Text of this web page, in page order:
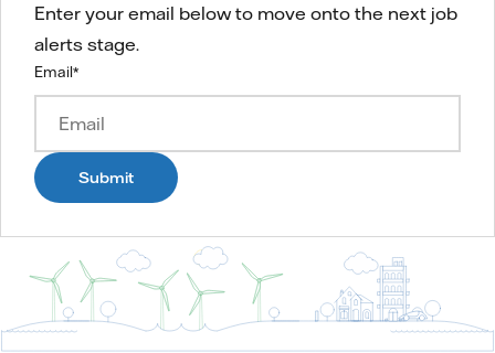
Enter your email below to move onto the next job
alerts stage.
Email*
Submit